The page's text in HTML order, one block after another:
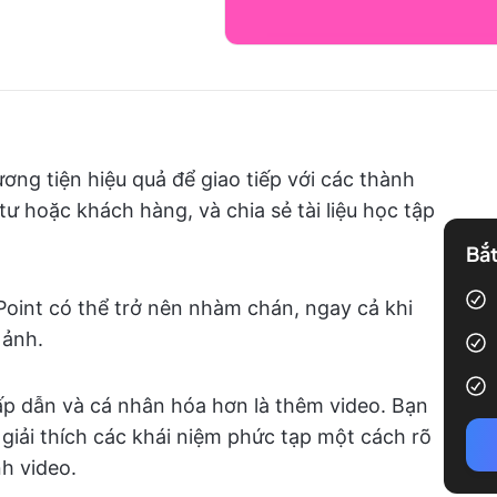
tiện hiệu quả để giao tiếp với các thành
hoặc khách hàng, và chia sẻ tài liệu học tập
có thể trở nên nhàm chán, ngay cả khi
dẫn và cá nhân hóa hơn là thêm video. Bạn
thích các khái niệm phức tạp một cách rõ
video.